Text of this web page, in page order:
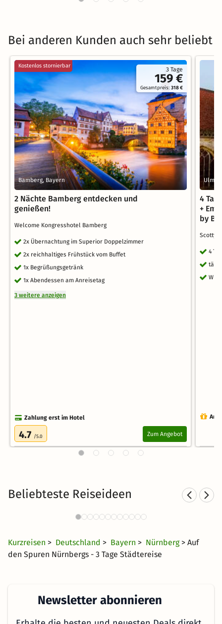
Bei anderen Kunden auch sehr beliebt
3 Tage
159 €
Gesamtpreis:318 €
Kostenlos stornierbar
Bamberg, Bayern
2 Nächte Bamberg entdecken und
genießen!
Welcome Kongresshotel Bamberg
2x Übernachtung im Superior Doppelzimmer
2x reichhaltiges Frühstück vom Buffet
1x Begrüßungsgetränk
1x Abendessen am Anreisetag
3 weitere anzeigen
Zahlung erst im Hotel
4.7 /5.0 Zum Angebot
Ulm,
4
+
by BW
Scotty
4
Beliebteste Reiseideen
Städtereisen nach Nürnberg
163 Angebote
Kurzreisen > Deutschland > Bayern > Nürnberg > Auf
den Spuren Nürnbergs - 3 Tage Städtereise
Newsletter abonnieren